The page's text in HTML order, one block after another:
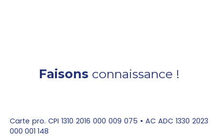
Faisons connaissance !
Carte pro. CPI 1310 2016 000 009 075 • AC ADC 1330 2023
000 001 148